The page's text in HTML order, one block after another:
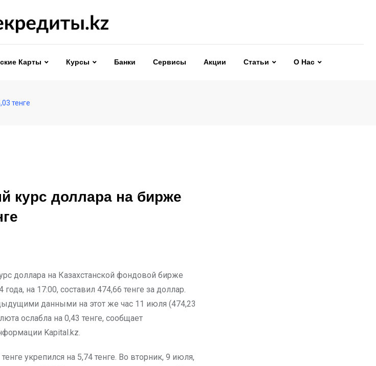
Карты Курсы Банки Сервисы Акции Статьи О Нас
тенге
курс доллара на бирже
на 17:00, составил 474,66 тенге за доллар.
данными на этот же час 11 июля (474,23
ослабла на 0,43 тенге, сообщает
Kapital.kz.
укрепился на 5,74 тенге. Во вторник, 9 июля,